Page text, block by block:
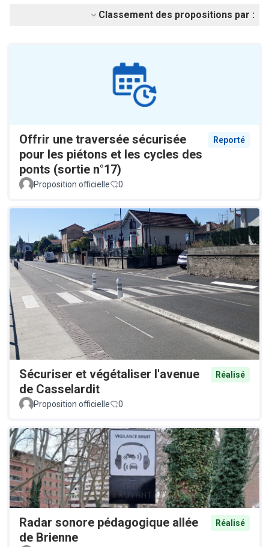
Classement des propositions par :
Offrir une traversée sécurisée
pour les piétons et les cycles des
ponts (sortie n°17)
Reporté
Proposition officielle 0
Sécuriser et végétaliser l'avenue
de Casselardit
Réalisé
Proposition officielle 0
Radar sonore pédagogique allée
de Brienne
Réalisé